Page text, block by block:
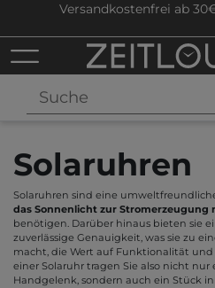
Versandkostenfrei ab
Solaruhren
Solaruhren sind eine
das Sonnenlicht zur Stromerzeugung
benötigen. Darüber hinaus bieten sie
zuverlässige Genauigkeit, was sie zu
macht, die Wert auf Funktionalität
einer Solaruhr tragen Sie also nicht
Handgelenk, sondern auch ein Stück